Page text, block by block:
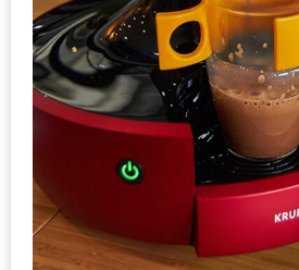
200
บาท
ชี้
เบาะแส
ความ
ตาม